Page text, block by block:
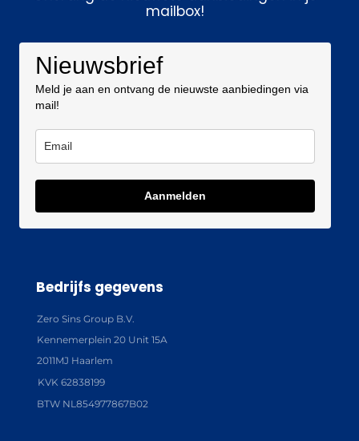
mailbox!
Nieuwsbrief
Meld je aan en ontvang de nieuwste aanbiedingen via
mail!
Aanmelden
Bedrijfs gegevens
Zero Sins Group B.V.
Kennemerplein 20 Unit 15A
2011MJ Haarlem
KVK 62838199
BTW NL854977867B02